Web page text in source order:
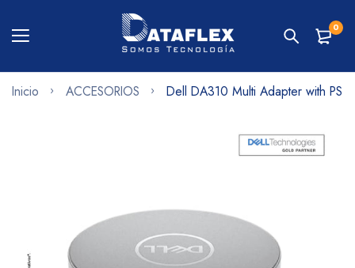
0
Inicio ACCESORIOS Dell DA310 Multi Adapter with PST